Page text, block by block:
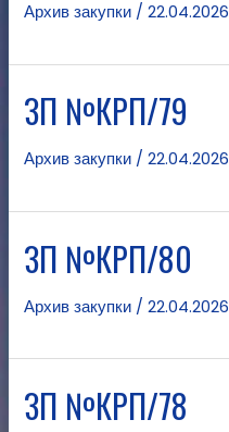
Архив закупки /22.04.2026
ЗП №КРП/79
Архив закупки /22.04.2026
ЗП №КРП/80
Архив закупки /22.04.2026
ЗП №КРП/78